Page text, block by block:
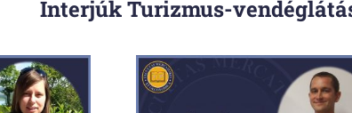
Interjúk Turizmus-